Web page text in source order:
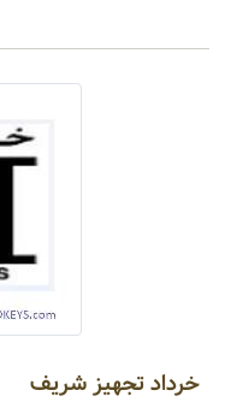
خرداد تجهیز شریف